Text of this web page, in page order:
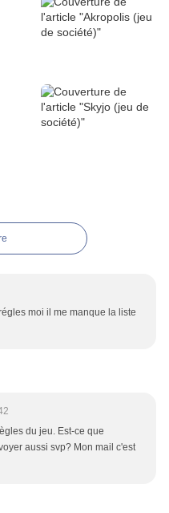
moi il me manque la liste
du jeu. Est-ce que
aussi svp? Mon mail c'est